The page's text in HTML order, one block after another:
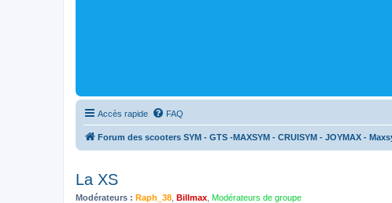
Accès rapide FAQ
Forum des scooters SYM - GTS -MAXSYM - CRUISYM - JOYMAX -
La XS
Modérateurs : Raph_38 Billmax Modérateurs de groupe